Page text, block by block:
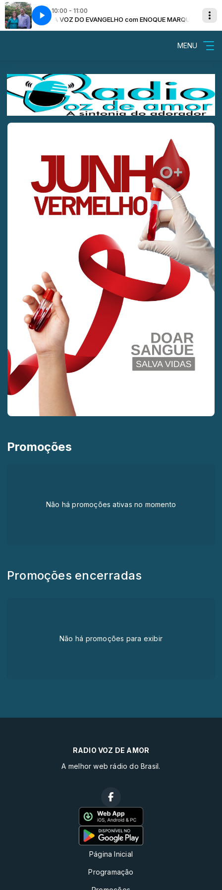
10:00 - 11:00
MARQUESA VOZ DO EVANGELHO com ENOQUE MARQUES
MENU
Promoções
Não há promoções ativas no momento
Promoções encerradas
Não há promoções para exibir
RADIO VOZ DE AMOR
A melhor web rádio do Brasil.
Página Inicial
Programação